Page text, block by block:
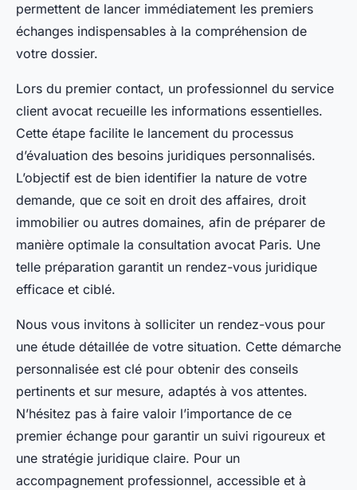
permettent de lancer immédiatement les premiers
échanges indispensables à la compréhension de
votre dossier.
Lors du premier contact, un professionnel du service
client avocat recueille les informations essentielles.
Cette étape facilite le lancement du processus
d’évaluation des besoins juridiques personnalisés.
L’objectif est de bien identifier la nature de votre
demande, que ce soit en droit des affaires, droit
immobilier ou autres domaines, afin de préparer de
manière optimale la consultation avocat Paris. Une
telle préparation garantit un rendez-vous juridique
efficace et ciblé.
Nous vous invitons à solliciter un rendez-vous pour
une étude détaillée de votre situation. Cette démarche
personnalisée est clé pour obtenir des conseils
pertinents et sur mesure, adaptés à vos attentes.
N’hésitez pas à faire valoir l’importance de ce
premier échange pour garantir un suivi rigoureux et
une stratégie juridique claire. Pour un
accompagnement professionnel, accessible et à